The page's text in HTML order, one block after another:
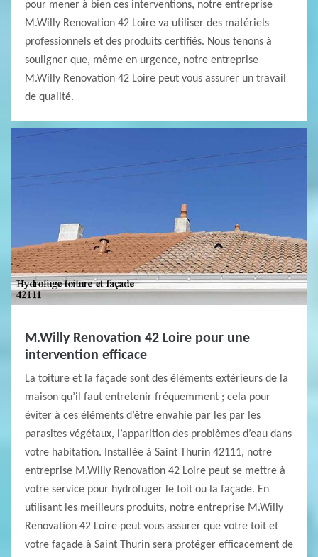
pour mener à bien ces interventions, notre entreprise
M.Willy Renovation 42 Loire va utiliser des matériels
professionnels et des produits certifiés. Nous tenons à
souligner que, même en urgence, notre entreprise
M.Willy Renovation 42 Loire peut vous assurer un travail
de qualité.
M.Willy Renovation 42 Loire pour une
intervention efficace
La toiture et la façade sont des éléments extérieurs de la
maison qu’il faut entretenir fréquemment ; cela pour
éviter à ces éléments d’être envahie par les par les
parasites végétaux, l’apparition des problèmes d’eau dans
votre habitation. Installée à Saint Thurin 42111, notre
entreprise M.Willy Renovation 42 Loire peut se mettre à
votre service pour hydrofuger le toit ou la façade. En
utilisant les meilleurs produits, notre entreprise M.Willy
Renovation 42 Loire peut vous assurer que votre toit et
votre façade à Saint Thurin sera protéger efficacement de